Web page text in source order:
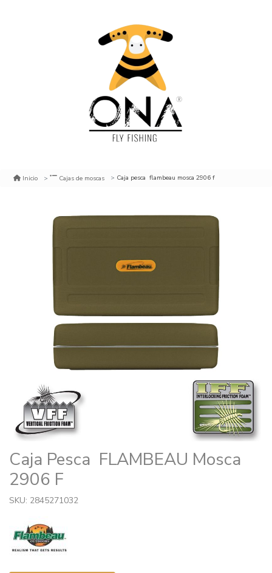
Inicio Cajas de moscas Caja pesca flambeau mosca 2906 f
Caja Pesca FLAMBEAU Mosca
2906 F
SKU: 2845271032